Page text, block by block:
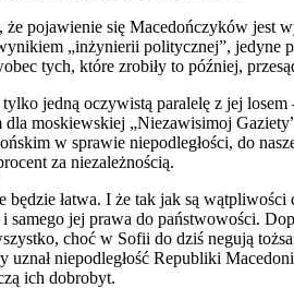
pojawienie się Macedończyków jest
„inżynierii politycznej”, jedyne
tych, które zrobiły to później,
jedną oczywistą paralelę z jej
moskiewskiej „Niezawisimoj
w sprawie niepodległości, do
za niezależnością.
łatwa. I że tak jak są
jej prawa do państwowości.
choć w Sofii do dziś negują
niepodległość Republiki
ich dobrobyt.